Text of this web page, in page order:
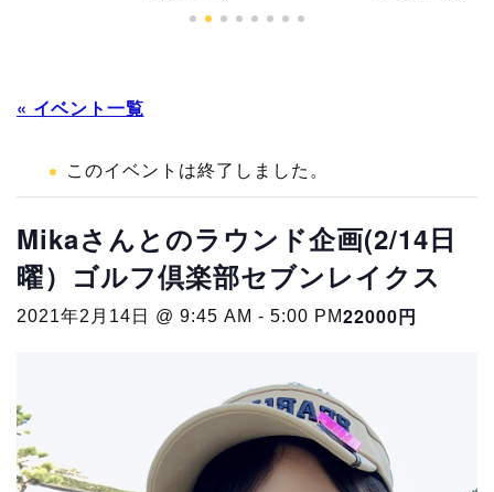
« イベント一覧
このイベントは終了しました。
Mikaさんとのラウンド企画(2/14日
曜）ゴルフ倶楽部セブンレイクス
2021年2月14日 @ 9:45 AM - 5:00 PM22000円